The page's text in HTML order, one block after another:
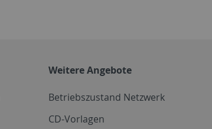
Weitere Angebote
Betriebszustand Netzwerk
CD-Vorlagen